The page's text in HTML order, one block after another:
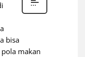
bisa
makan